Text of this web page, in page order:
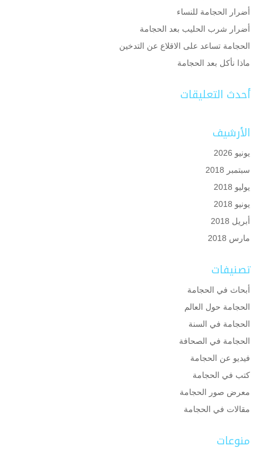
أضرار الحجامة للنساء
أضرار شرب الحليب بعد الحجامة
الحجامة تساعد على الاقلاع عن التدخين
ماذا نأكل بعد الحجامة
أحدث التعليقات
الأرشيف
يونيو 2026
سبتمبر 2018
يوليو 2018
يونيو 2018
أبريل 2018
مارس 2018
تصنيفات
أبحاث في الحجامة
الحجامة حول العالم
الحجامة في السنة
الحجامة في الصحافة
فيديو عن الحجامة
كتب في الحجامة
معرض صور الحجامة
مقالات في الحجامة
منوعات